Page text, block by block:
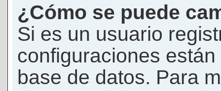
¿Cómo se puede
Si es un usuario
configuraciones
base de datos. Para